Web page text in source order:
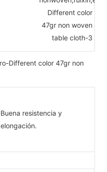
Buena resistencia y
elongación.